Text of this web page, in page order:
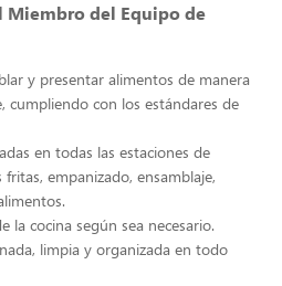
Miembro del Equipo de
y presentar alimentos de manera
cumpliendo con los estándares de
en todas las estaciones de
empanizado, ensamblaje,
la cocina según sea necesario.
limpia y organizada en todo